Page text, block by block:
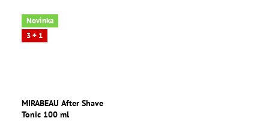
Novinka
3 + 1
MIRABEAU After Shave
Tonic 100 ml